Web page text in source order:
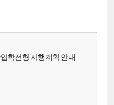
학전형 시행계획 안내